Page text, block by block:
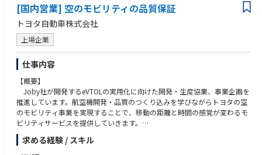
・心理的安全性と透明性を重要視し、失敗を恐れず次への成功や学習デー
タとして挑戦できる風土、活動や失敗を共有・賞賛する文化
・HRT（謙虚・尊敬・信頼）をベースとした組織文化
・社内ステークホルダーであるPMや営業、開発といった縦割りの壁を壊
し、フラットな共創型ワンチームで境界線を越えて議論し合う活気ある環
境
・年齢や役職に関係なくプロジェクトメンバーからフラットに議論・相談
を行える活発な組織
・最新トレンドを導入し、連続的な改善と非連続な改革に挑戦できる風
土、実際に自分たちの手足を動かして、スピード感を持って業務にあたっ
ています
・相互理解をベースとした成果にフォーカス、ハイブリッドな働き方や自
律的な働き方を強力に推奨
大規模開発、中小規模開発など複数機種が存在します。個人の経験・スキ
ル・希望に応じてアサインを決定します。
◆この仕事を通じて得られること
●専門知識
・家電開発等の各種商材・事業で培ったノウハウを持った人材が多数在籍
しています。
・OS、通信、HMI、セキュリティなど幅広い領域の知識獲得が可能です。
・数十名～数百名規模の大規模開発経験が可能です。
●海外交流
・開発推進に際して、北米、中国、欧州など海外メンバと頻繁にやり取り
を実施しています。
・語学だけでなく文化の違いなども学ぶことが可能です。
・自部署だけでなく、組織横断的に関係者を巻き込みながら事案の推
進、課題を解決できる
②顧客SE
※以下を中心に総合的に判断
●テクニカルスキル
・ソフトウェア設計経験（C／C++／C＃／Java等言語経験）
・委託会社など対外調整・折衝の経験（海外拠点、顧客、デバイスベン
ダーとの折衝経験があると尚可）
・ソフトアーキテクチャの設計経験
・全体設計統制経験
・関係法規知識
●マネジメントスキル
・プロジェクト管理全般を理解している
[国内営業] 空のモビリティの品質保証
トヨタ自動車株式会社
上場企業
仕事内容
【概要】
Joby社が開発するeVTOLの実用化に向けた開発・生産協業、事業企画を
推進しています。航空機開発・品質のつくり込みを学びながらトヨタの空
のモビリティ事業を実現することで、移動の距離と時間の感覚が変わるモ
ビリティサービスを提供していきます。
新たに空のモビリティとしてeVTOLという新しい選択肢が加わる未来
は、多くの人たちの生活をさらに豊かにしていくと期待されています。こ
求める経験 / スキル